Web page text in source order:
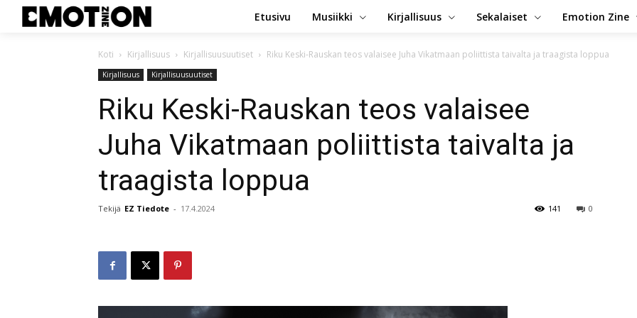
Etusivu Musiikki Kirjallisuus Sekalaiset Emotion Zine
Koti Kirjallisuus Kirjallisuusuutiset Riku Keski-Rauskan teos valaisee Juha Vikatmaan poliittista taivalta ja traagista loppua
Kirjallisuus Kirjallisuusuutiset
Riku Keski-Rauskan teos valaisee
Juha Vikatmaan poliittista taivalta ja
traagista loppua
Tekijä EZ Tiedote - 17.4.2024 0
141